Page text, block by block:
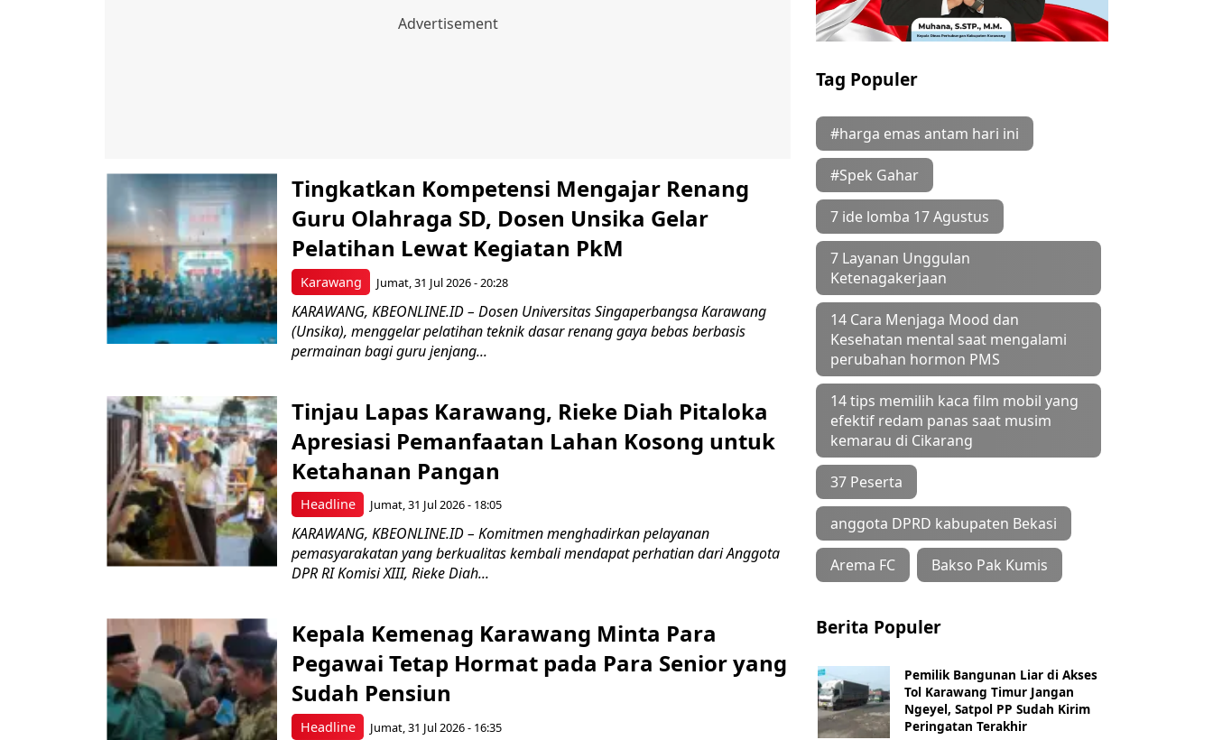
Karawang
Tingkatkan Kompetensi Mengajar Renang
Guru Olahraga SD, Dosen Unsika Gelar
Pelatihan Lewat Kegiatan PkM
Jumat, 31 Jul 2026 - 20:28
KARAWANG, KBEONLINE.ID – Dosen Universitas Singaperbangsa Karawang
(Unsika), menggelar pelatihan teknik dasar renang gaya bebas berbasis
permainan bagi guru jenjang...
Headline
Tinjau Lapas Karawang, Rieke Diah Pitaloka
Apresiasi Pemanfaatan Lahan Kosong untuk
Ketahanan Pangan
Jumat, 31 Jul 2026 - 18:05
KARAWANG, KBEONLINE.ID – Komitmen menghadirkan pelayanan
pemasyarakatan yang berkualitas kembali mendapat perhatian dari Anggota
DPR RI Komisi XIII, Rieke Diah...
Headline
Kepala Kemenag Karawang Minta Para
Pegawai Tetap Hormat pada Para Senior yang
Sudah Pensiun
Jumat, 31 Jul 2026 - 16:35
Tag Populer
#harga emas antam hari ini
#Spek Gahar
7 ide lomba 17 Agustus
7 Layanan Unggulan
Ketenagakerjaan
14 Cara Menjaga Mood dan
Kesehatan mental saat mengalami
perubahan hormon PMS
14 tips memilih kaca film mobil yang
efektif redam panas saat musim
kemarau di Cikarang
37 Peserta
anggota DPRD kabupaten Bekasi
Arema FC Bakso Pak Kumis
Berita Populer
Pemilik Bangunan Liar di Akses
Tol Karawang Timur Jangan
Ngeyel, Satpol PP Sudah Kirim
Peringatan Terakhir